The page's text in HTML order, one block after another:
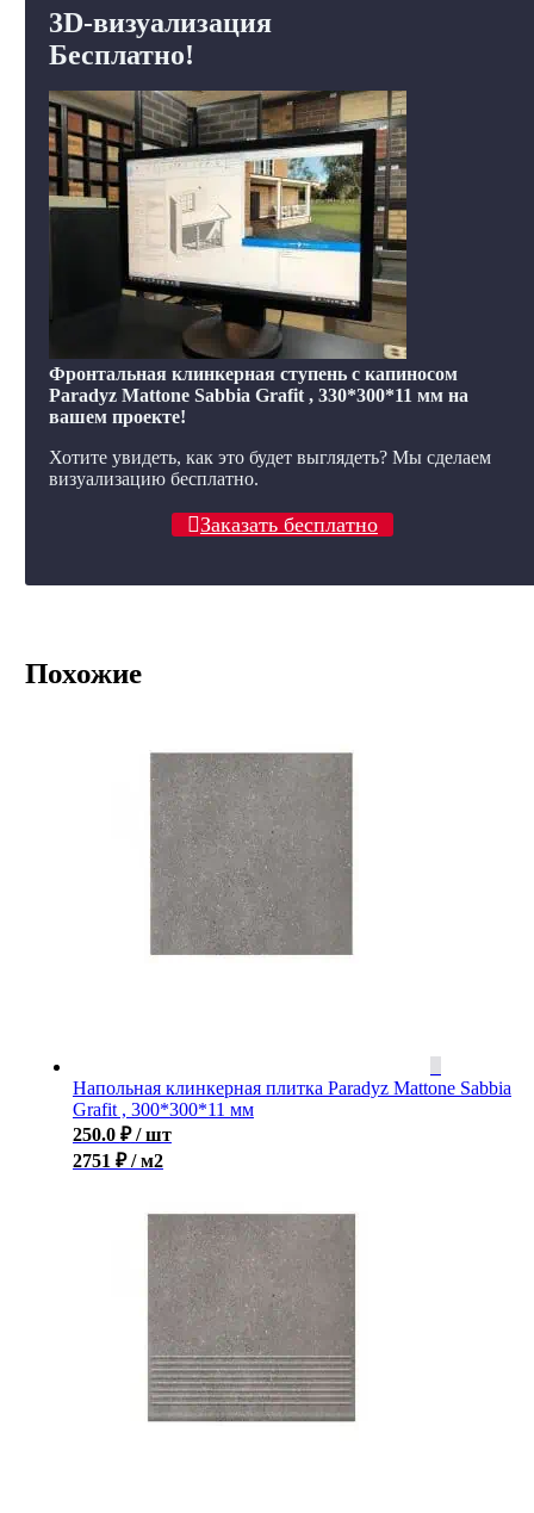
3D-визуализация
Бесплатно!
Фронтальная клинкерная ступень с капиносом
Paradyz Mattone Sabbia Grafit , 330*300*11 мм на
вашем проекте!
Хотите увидеть, как это будет выглядеть? Мы сделаем
визуализацию бесплатно.
Заказать бесплатно
Похожие
Напольная клинкерная плитка Paradyz Mattone Sabbia
Grafit , 300*300*11 мм
250.0 ₽ / шт
2751 ₽ / м2